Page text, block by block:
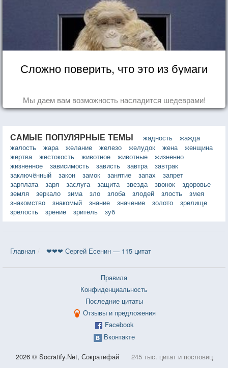
Сложно поверить, что это из бумаги
Мы даем вам возможность насладится шедеврами!
САМЫЕ ПОПУЛЯРНЫЕ ТЕМЫ жадность
жажда
жалость
жара желание железо желудок жена
женщина
жертва
жестокость животное животные
жизненно
жизненное
зависимость зависть завтра
завтрак
заключённый
закон замок занятие запах
запрет
зарплата
заря заслуга защита звезда звонок
здоровье
земля
зеркало зима зло злоба злодей злость
змея
знакомство
знакомый знание значение золото
зрелище
зрелость
зрение зритель зуб
Главная ❤❤❤ Сергей Есенин — 115 цитат
Правила
Конфиденциальность
Последние цитаты
Отзывы и предложения
Facebook
Вконтакте
2026 © Socratify.Net, Сократифай 245 тыс. цитат и пословиц